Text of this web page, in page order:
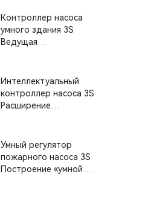
надежности и
интеллектуального
управления системой
Контроллер насоса
умного здания 3S
Ведущая
управление системами
водоснабжения зданий
Интеллектуальный
контроллер насоса 3S
Расширение
интеллектуальных и
устойчивых операций
Умный регулятор
пожарного насоса 3S
Построение «умной